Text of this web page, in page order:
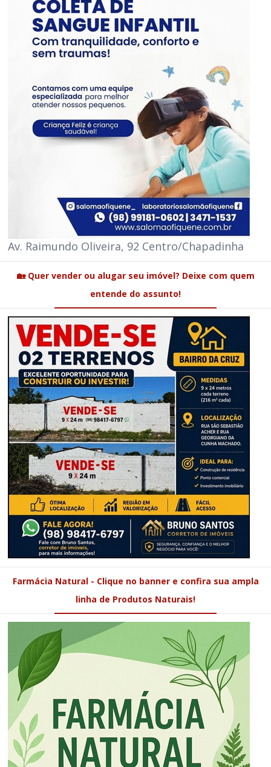
Av. Raimundo Oliveira, 92 Centro/Chapadinha
🏡 Quer vender ou alugar seu imóvel? Deixe com quem
entende do assunto!
Farmácia Natural - Clique no banner e confira sua ampla
linha de Produtos Naturais!